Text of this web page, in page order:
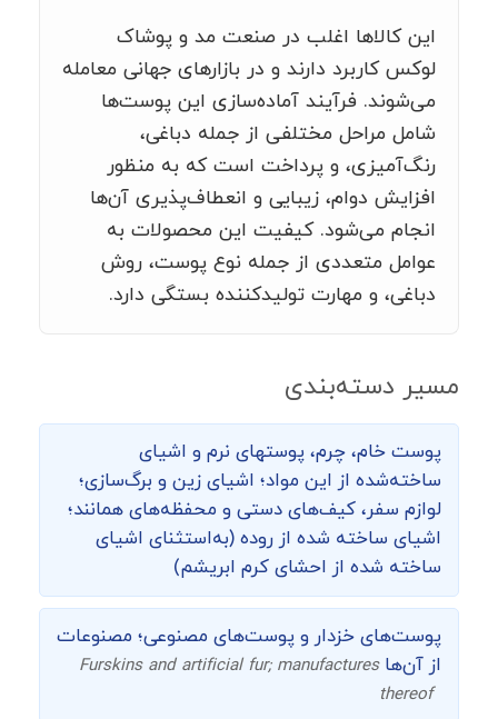
این کالاها اغلب در صنعت مد و پوشاک
لوکس کاربرد دارند و در بازارهای جهانی معامله
می‌شوند. فرآیند آماده‌سازی این پوست‌ها
شامل مراحل مختلفی از جمله دباغی،
رنگ‌آمیزی، و پرداخت است که به منظور
افزایش دوام، زیبایی و انعطاف‌پذیری آن‌ها
انجام می‌شود. کیفیت این محصولات به
عوامل متعددی از جمله نوع پوست، روش
دباغی، و مهارت تولیدکننده بستگی دارد.
مسیر دسته‌بندی
پوست خام، چرم، پوست­های نرم و اشیای
ساخته‌شده از این مواد؛ اشیای زین و برگ‌سازی؛
لوازم سفر، کیف‌های دستی و محفظه‌های همانند؛
اشیای ساخته شده از روده (به­‌استثنای اشیای
ساخته شده از احشای کرم ابریشم)
پوست‌های خزدار و پوست‌های مصنوعی؛ مصنوعات
از آن‌هاFurskins and artificial fur; manufactures
thereof